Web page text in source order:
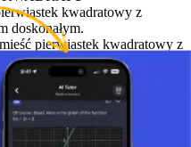
kwadratowy z
doskonałym.
pierwiastek kwadratowy z
pierwiastka, podczas
pierwiastkiem.